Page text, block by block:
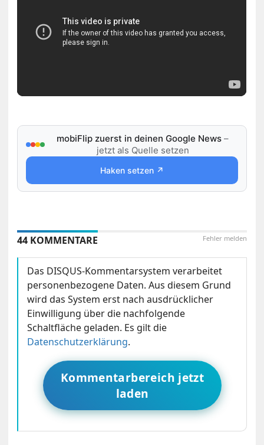
mobiFlip zuerst in deinen Google News –
jetzt als Quelle setzen
Haken setzen ↗
Fehler melden
44 KOMMENTARE
Das DISQUS-Kommentarsystem verarbeitet
personenbezogene Daten. Aus diesem Grund
wird das System erst nach ausdrücklicher
Einwilligung über die nachfolgende
Schaltfläche geladen. Es gilt die
Datenschutzerklärung.
Kommentarbereich jetzt
laden